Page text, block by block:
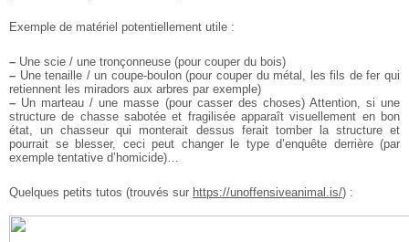
Exemple de matériel potentiellement utile :
– Une scie / une tronçonneuse (pour couper du bois)
– Une tenaille / un coupe-boulon (pour couper du métal, les fils de fer qui
retiennent les miradors aux arbres par exemple)
– Un marteau / une masse (pour casser des choses)Attention, si une
structure de chasse sabotée et fragilisée apparaît visuellement en bon
état, un chasseur qui monterait dessus ferait tomber la structure et
pourrait se blesser, ceci peut changer le type d’enquête derrière (par
exemple tentative d’homicide)…
Quelques petits tutos (trouvés sur https://unoffensiveanimal.is/) :